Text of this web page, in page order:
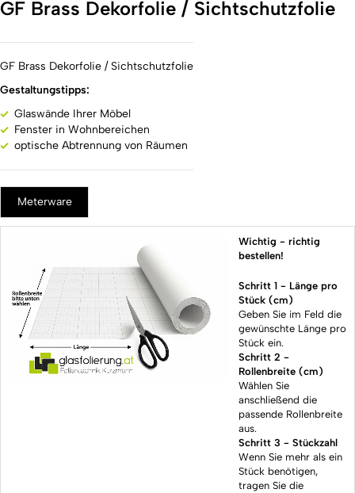
GF Brass Dekorfolie / Sichtschutzfolie
GF Brass Dekorfolie / Sichtschutzfolie
Gestaltungstipps:
Glaswände Ihrer Möbel
Fenster in Wohnbereichen
optische Abtrennung von Räumen
Meterware
Wichtig - richtig
bestellen!
Schritt 1 - Länge pro
Stück (cm)
Geben Sie im Feld die
gewünschte Länge pro
Stück ein.
Schritt 2 -
Rollenbreite (cm)
Wählen Sie
anschließend die
passende Rollenbreite
aus.
Schritt 3 - Stückzahl
Wenn Sie mehr als ein
Stück benötigen,
tragen Sie die